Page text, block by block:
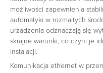
możliwości zapewnienia
automatyki w rozmaitych
urządzenia odznaczają się
skrajne warunki, co czyni je
instalacji.
Komunikacja ethernet w